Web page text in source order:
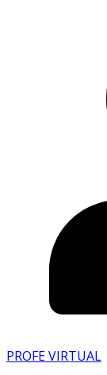
PROFE VIRTUAL